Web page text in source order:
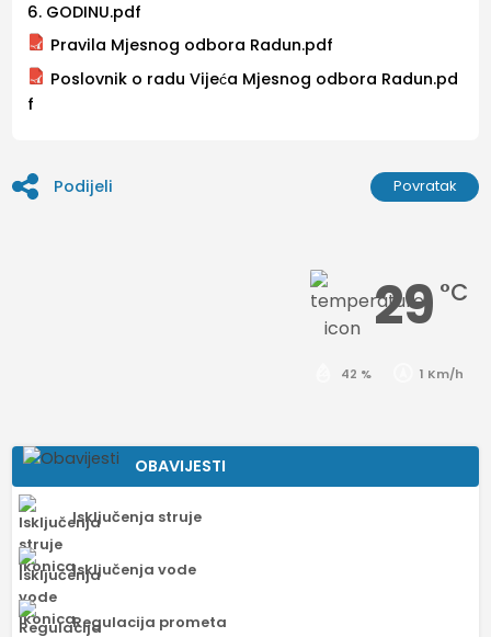
6. GODINU.pdf
Pravila Mjesnog odbora Radun.pdf
Poslovnik o radu Vijeća Mjesnog odbora Radun.pd
f
Podijeli Povratak
29 °C
42 % 1 Km/h
OBAVIJESTI
Isključenja struje
Isključenja vode
Regulacija prometa